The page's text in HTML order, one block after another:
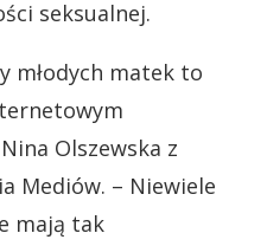
seksualnej.
młodych matek to
Olszewska z
Mediów. – Niewiele
mają tak